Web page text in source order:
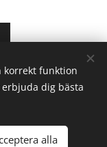
korrekt funktion
dig bästa
alla